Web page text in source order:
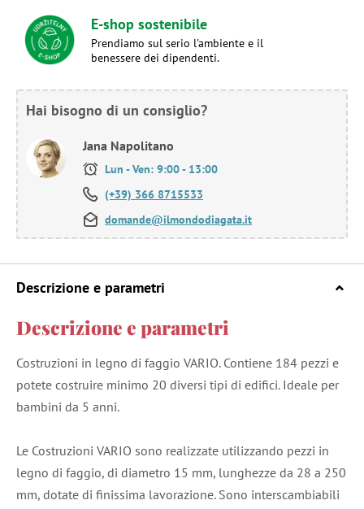
E-shop sostenibile
Prendiamo sul serio l'ambiente e il
benessere dei dipendenti.
Hai bisogno di un consiglio?
Jana Napolitano
Lun - Ven: 9:00 - 13:00
(+39) 366 8715533
domande@ilmondodiagata.it
Descrizione e parametri
Descrizione e parametri
Costruzioni in legno di faggio VARIO. Contiene 184 pezzi e
potete costruire minimo 20 diversi tipi di edifici. Ideale per
bambini da 5 anni.
Le Costruzioni VARIO sono realizzate utilizzando pezzi in
legno di faggio, di diametro 15 mm, lunghezze da 28 a 250
mm, dotate di finissima lavorazione. Sono interscambiabili